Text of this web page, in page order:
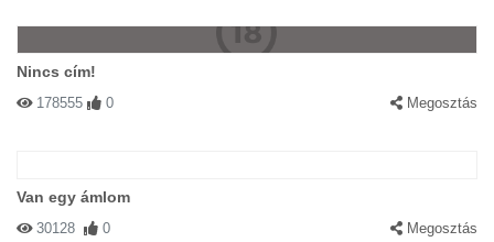
Nincs cím!
178555 0 Megosztás
Van egy ámlom
30128 0 Megosztás